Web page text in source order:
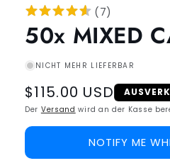
(7)
50x MIXED
NICHT MEHR LIEFERBAR
Regular
price
$115.00 USD
Der Versand wird an der Kasse
NOTIFY ME